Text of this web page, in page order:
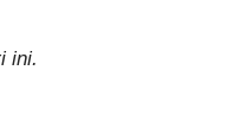
ini.